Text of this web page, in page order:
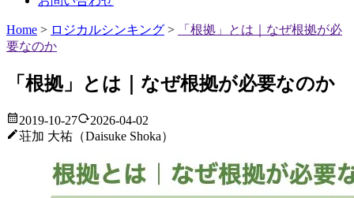
Home > ロジカルシンキング >
「根拠」とは｜なぜ根拠が必
要なのか
「根拠」とは｜なぜ根拠が必要なのか
2019-10-27
2026-04-02
荘加 大祐（Daisuke Shoka）